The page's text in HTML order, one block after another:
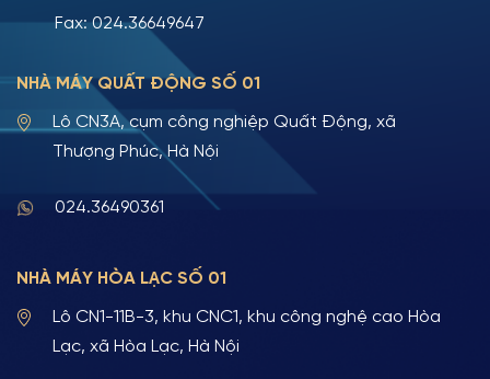
Fax: 024.36649647
NHÀ MÁY QUẤT ĐỘNG SỐ 01
Lô CN3A, cụm công nghiệp Quất Động, xã
Thượng Phúc, Hà Nội
024.36490361
NHÀ MÁY HÒA LẠC SỐ 01
Lô CN1-11B-3, khu CNC1, khu công nghệ cao Hòa
Lạc, xã Hòa Lạc, Hà Nội